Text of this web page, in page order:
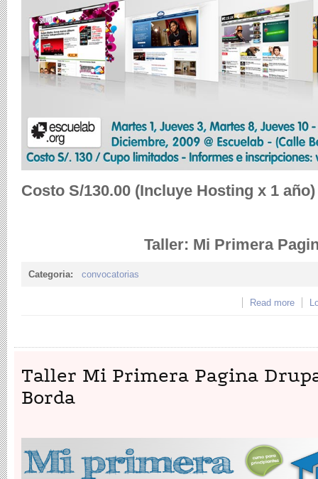
Costo S/130.00 (Incluye Hosting x 1 año)
Taller: Mi Primera
Categoria: convocatorias
Read more
Taller Mi Primera Pagina
Borda